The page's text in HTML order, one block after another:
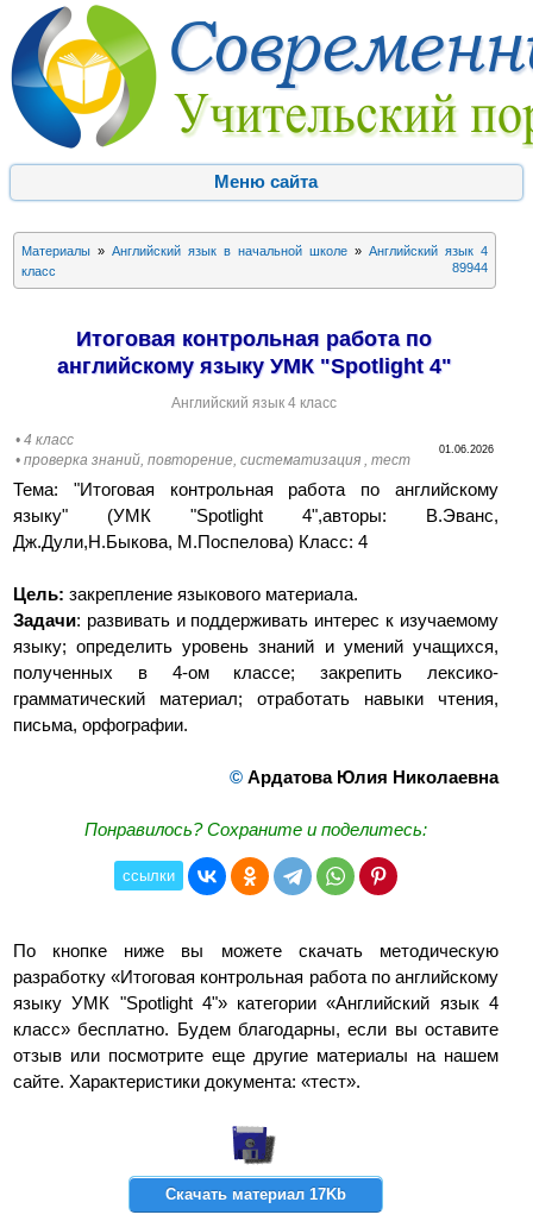
Меню сайта
Материалы» Английский язык в начальной школе» Английский язык 4
класс
89944
Итоговая контрольная работа по
английскому языку УМК "Spotlight 4"
Английский язык 4 класс
• 4 класс
• проверка знаний, повторение, систематизация , тест
01.06.2026
Тема: "Итоговая контрольная работа по английскому
языку" (УМК "Spotlight 4",авторы: В.Эванс,
Дж.Дули,Н.Быкова, М.Поспелова) Класс: 4
Цель: закрепление языкового материала.
Задачи: развивать и поддерживать интерес к изучаемому
языку; определить уровень знаний и умений учащихся,
полученных в 4-ом классе; закрепить лексико-
грамматический материал; отработать навыки чтения,
письма, орфографии.
© Ардатова Юлия Николаевна
Понравилось? Сохраните и поделитесь:
ссылки
По кнопке ниже вы можете скачать методическую
разработку «Итоговая контрольная работа по английскому
языку УМК "Spotlight 4"» категории «Английский язык 4
класс» бесплатно. Будем благодарны, если вы оставите
отзыв или посмотрите еще другие материалы на нашем
сайте. Характеристики документа: «тест».
Скачать материал 17Kb